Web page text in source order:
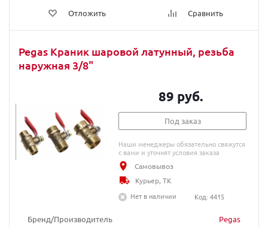
Отложить Сравнить
Pegas Краник шаровой латунный, резьба
наружная 3/8"
Бренд/Производитель Pegas
89 руб.
Под заказ
Наши менеджеры обязательно свяжутся
с вами и уточнят условия заказа
Самовывоз
Курьер, ТК
Нет в наличии
Код: 4415